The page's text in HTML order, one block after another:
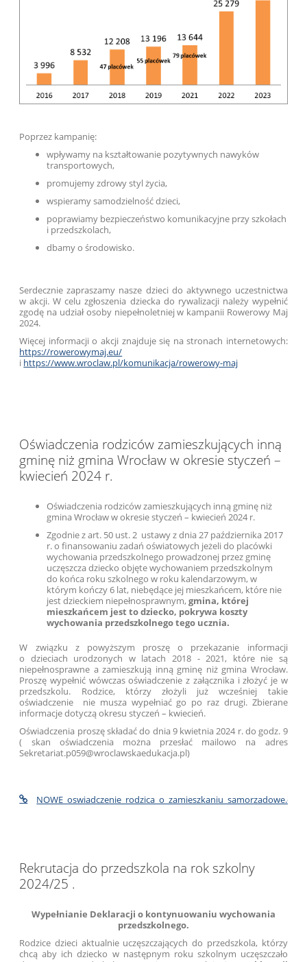
Poprzez kampanię:
wpływamy na kształtowanie pozytywnych nawyków
transportowych,
promujemy zdrowy styl życia,
wspieramy samodzielność dzieci,
poprawiamy bezpieczeństwo komunikacyjne przy szkołach
i przedszkolach,
dbamy o środowisko.
Serdecznie zapraszamy nasze dzieci do aktywnego uczestnictwa
w akcji. W celu zgłoszenia dziecka do rywalizacji należy wypełnić
zgodę na udział osoby niepełnoletniej w kampanii Rowerowy Maj
2024.
Więcej informacji o akcji znajduje się na stronach internetowych:
https://rowerowymaj.eu/
i https://www.wroclaw.pl/komunikacja/rowerowy-maj
Oświadczenia rodziców zamieszkujących inną
gminę niż gmina Wrocław w okresie styczeń –
kwiecień 2024 r.
Oświadczenia rodziców zamieszkujących inną gminę niż
gmina Wrocław w okresie styczeń – kwiecień 2024 r.
Zgodnie z art. 50 ust. 2 ustawy z dnia 27 października 2017
r. o finansowaniu zadań oświatowych jeżeli do placówki
wychowania przedszkolnego prowadzonej przez gminę
uczęszcza dziecko objęte wychowaniem przedszkolnym
do końca roku szkolnego w roku kalendarzowym, w
którym kończy 6 lat, niebędące jej mieszkańcem, które nie
jest dzieckiem niepełnosprawnym,gmina, której
mieszkańcem jest to dziecko, pokrywa koszty
wychowania przedszkolnego tego ucznia.
W związku z powyższym proszę o przekazanie informacji
o dzieciach urodzonych w latach 2018 - 2021, które nie są
niepełnosprawne a zamieszkują inną gminę niż gmina Wrocław.
Proszę wypełnić wówczas oświadczenie z załącznika i złożyć je w
przedszkolu. Rodzice, którzy złożyli już wcześniej takie
oświadczenie nie musza wypełniać go po raz drugi. Zbierane
informacje dotyczą okresu styczeń – kwiecień.
Oświadczenia proszę składać do dnia 9 kwietnia 2024 r. do godz. 9
( skan oświadczenia można przesłać mailowo na adres
Sekretariat.p059@wroclawskaedukacja.pl)
NOWE_oswiadczenie_rodzica_o_zamieszkaniu_samorzadowe.docx
Rekrutacja do przedszkola na rok szkolny
2024/25 .
Wypełnianie Deklaracji o kontynuowaniu wychowania
przedszkolnego.
Rodzice dzieci aktualnie uczęszczających do przedszkola, którzy
chcą aby ich dziecko w następnym roku szkolnym uczęszczało